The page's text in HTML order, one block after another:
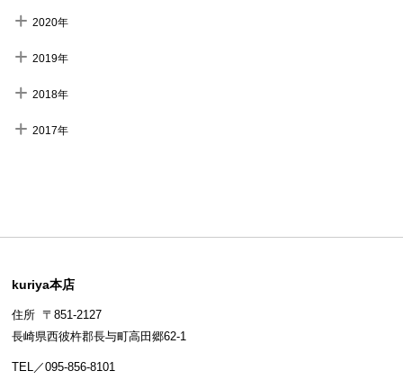
2020年
2019年
2018年
2017年
kuriya本店
住所 〒851-2127
長崎県西彼杵郡長与町高田郷62-1
TEL／095-856-8101